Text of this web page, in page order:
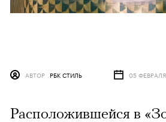
АВТОР РБК СТИЛЬ 05
Расположившейся в